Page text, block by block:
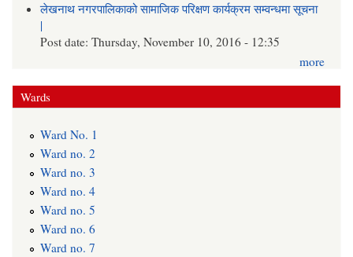
लेखनाथ नगरपालिकाको सामाजिक परिक्षण कार्यक्रम सम्वन्धमा सूचना
|
Post date:Thursday, November 10, 2016 - 12:35
more
Wards
Ward No. 1
Ward no. 2
Ward no. 3
Ward no. 4
Ward no. 5
Ward no. 6
Ward no. 7